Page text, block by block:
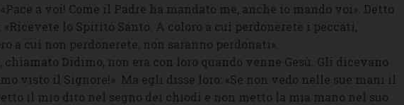
a voi! Come il Padre ha mandato me, anche io mando voi». Detto
«Ricevete lo Spirito Santo. A coloro a cui perdonerete i peccati,
a cui non perdonerete, non saranno perdonati».
chiamato Didimo, non era con loro quando venne Gesù. Gli dicevano
visto il Signore!». Ma egli disse loro: «Se non vedo nelle sue mani il
il mio dito nel segno dei chiodi e non metto la mia mano nel suo